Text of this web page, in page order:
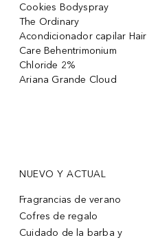
Cookies Bodyspray
The Ordinary
Acondicionador capilar Hair
Care Behentrimonium
Chloride 2%
Ariana Grande Cloud
NUEVO Y ACTUAL
Fragrancias de verano
Cofres de regalo
Cuidado de la barba y